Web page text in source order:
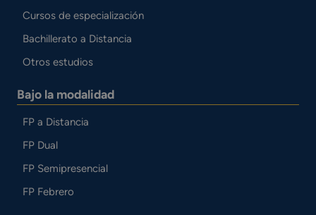
Cursos de especialización
Bachillerato a Distancia
Otros estudios
Bajo la modalidad
FP a Distancia
FP Dual
FP Semipresencial
FP Febrero